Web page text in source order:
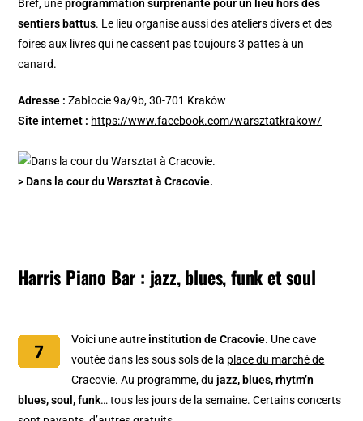
Bref, uneprogrammation surprenante pour un lieu hors des
sentiers battus. Le lieu organise aussi des ateliers divers et des
foires aux livres qui ne cassent pas toujours 3 pattes à un
canard.
Adresse : Zabłocie 9a/9b, 30-701 Kraków
Site internet : https://www.facebook.com/warsztatkrakow/
> Dans la cour du Warsztat à Cracovie.
Harris Piano Bar : jazz, blues, funk et soul
Voici une autre institution de Cracovie. Une cave
voutée dans les sous sols de la place du marché de
Cracovie. Au programme, dujazz, blues, rhytm’n
blues, soul, funk… tous les jours de la semaine. Certains concerts